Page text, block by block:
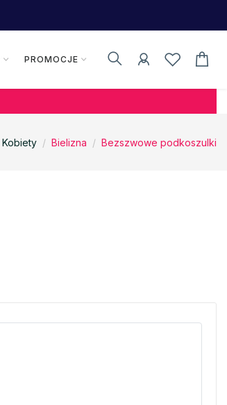
PROMOCJE
Kobiety Bielizna Bezszwowe podkoszulki